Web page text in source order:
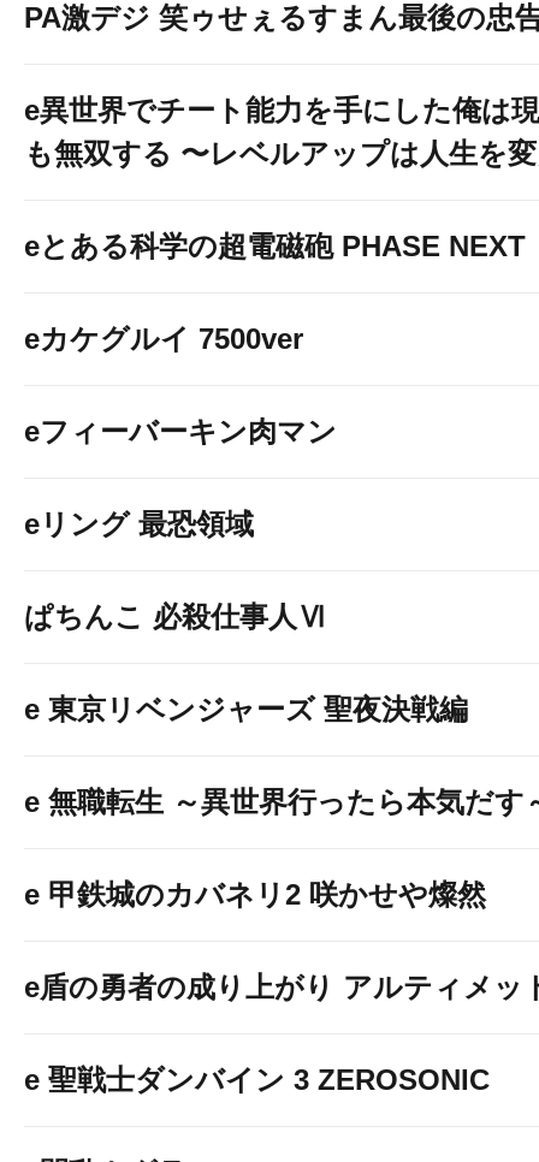
PA激デジ 笑ゥせぇるすまん最後の忠
e異世界でチート能力を手にした俺は
も無双する 〜レベルアップは人生を
eとある科学の超電磁砲 PHASE NEXT
eカケグルイ 7500ver
eフィーバーキン肉マン
eリング 最恐領域
ぱちんこ 必殺仕事人Ⅵ
e 東京リベンジャーズ 聖夜決戦編
e 無職転生 ～異世界行ったら本気だす
e 甲鉄城のカバネリ2 咲かせや燦然
e盾の勇者の成り上がり アルティメッ
e 聖戦士ダンバイン 3 ZEROSONIC